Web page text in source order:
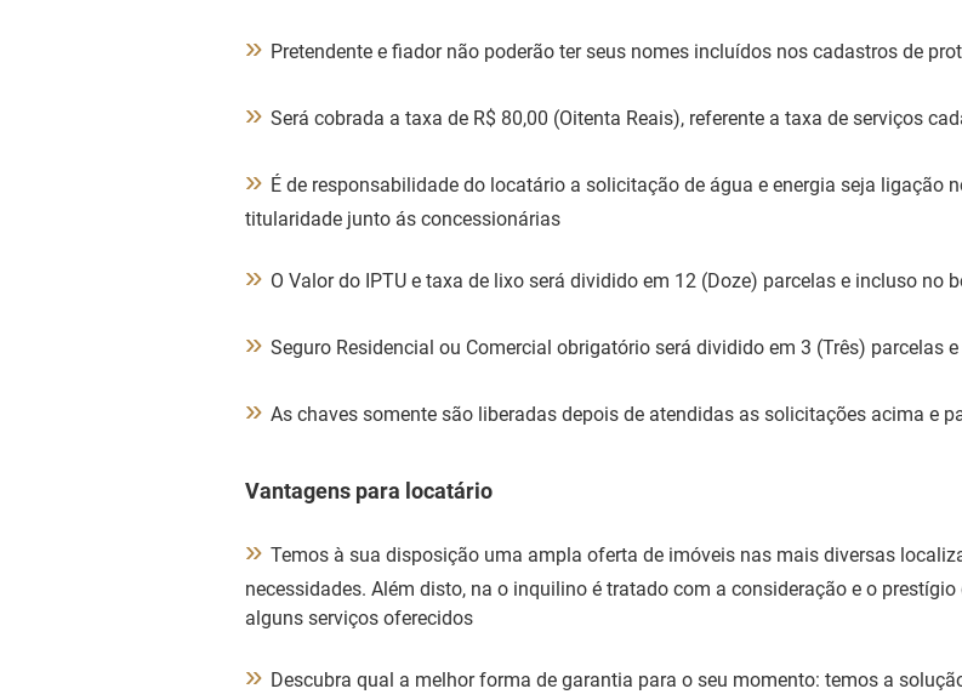
» Pretendente e fiador não poderão ter seus nomes incluídos nos cadastros de
» Será cobrada a taxa de R$ 80,00 (Oitenta Reais), referente a taxa de serviços
» É de responsabilidade do locatário a solicitação de água e energia seja ligação
titularidade junto ás concessionárias
» O Valor do IPTU e taxa de lixo será dividido em 12 (Doze) parcelas e incluso no
» Seguro Residencial ou Comercial obrigatório será dividido em 3 (Três) parcelas
» As chaves somente são liberadas depois de atendidas as solicitações acima e
Vantagens para locatário
» Temos à sua disposição uma ampla oferta de imóveis nas mais diversas
necessidades. Além disto, na o inquilino é tratado com a consideração e o
alguns serviços oferecidos
» Descubra qual a melhor forma de garantia para o seu momento: temos a